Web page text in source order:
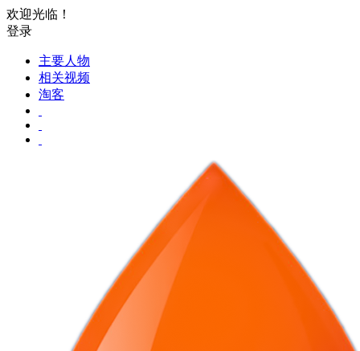
欢迎光临！
登录
主要人物
相关视频
淘客